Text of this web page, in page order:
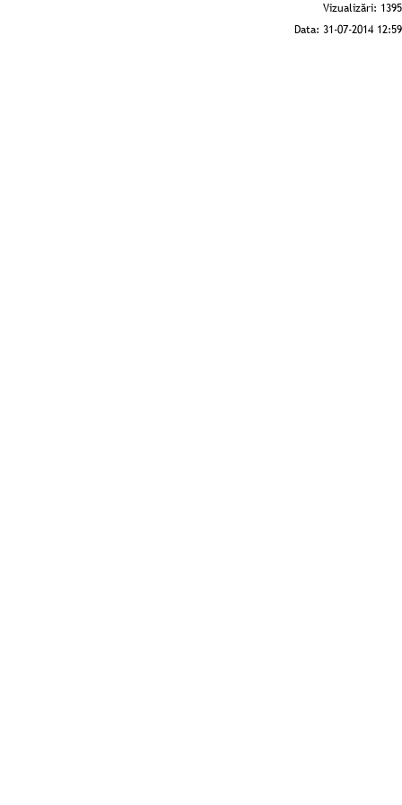
Vizualizări: 1395
Data: 31-07-2014 12:59